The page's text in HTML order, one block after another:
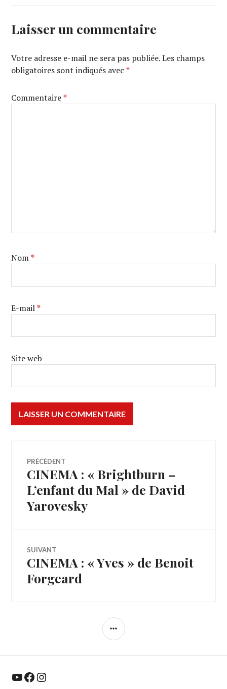
Laisser un commentaire
Votre adresse e-mail ne sera pas publiée. Les champs
obligatoires sont indiqués avec*
Commentaire*
Nom*
E-mail*
Site web
Navigation
de
l’article
PRÉCÉDENT
Article
précédent :
CINEMA : « Brightburn –
L’enfant du Mal » de David
Yarovesky
SUIVANT
Article
Suivant:
CINEMA : « Yves » de Benoit
Forgeard
COLONNE
YouTube Facebook Instagram